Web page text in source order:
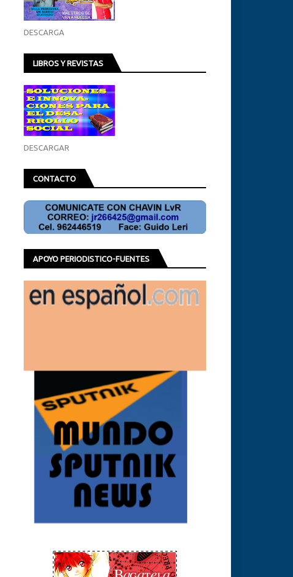
DESCARGA
LIBROS Y REVISTAS
DESCARGAR
CONTACTO
APOYO PERIODISTICO-FUENTES